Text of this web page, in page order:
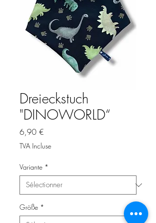
Dreieckstuch
"DINOWORLD“
6,90 €
TVA Incluse
Variante *
Größe *